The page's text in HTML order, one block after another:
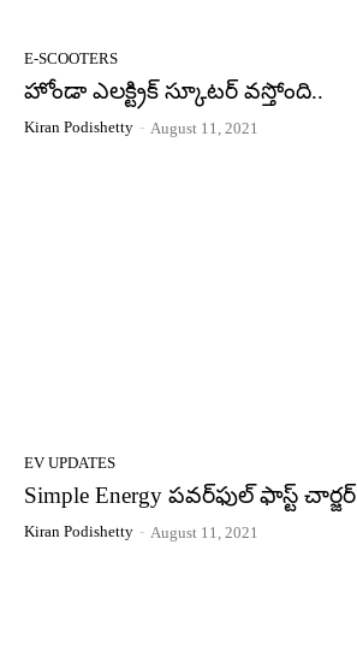
E-SCOOTERS
హోండా ఎల‌క్ట్రిక్ స్కూట‌ర్ వ‌స్తోంది..
Kiran Podishetty - August 11, 2021
EV UPDATES
Simple Energy ప‌వ‌ర్‌ఫుల్ ఫాస్ట్ చార్జ‌ర్‌
Kiran Podishetty - August 11, 2021